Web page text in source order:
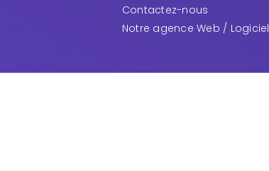
Contactez-nous
Notre agence Web / Logiciel